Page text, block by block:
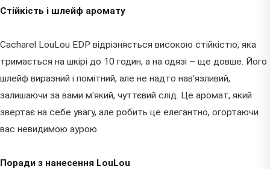
Стійкість і шлейф аромату
Cacharel LouLou EDP відрізняється високою стійкістю, яка
тримається на шкірі до 10 годин, а на одязі – ще довше. Його
шлейф виразний і помітний, але не надто нав'язливий,
залишаючи за вами м'який, чуттєвий слід. Це аромат, який
звертає на себе увагу, але робить це елегантно, огортаючи
вас невидимою аурою.
Поради з нанесення LouLou